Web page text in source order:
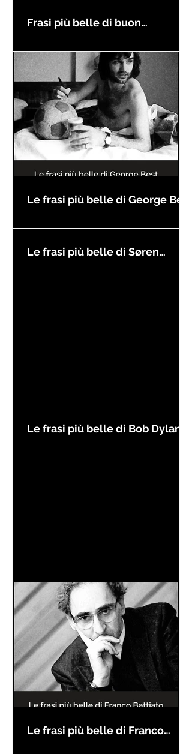
Frasi più belle di buon
Le frasi più belle di George Best
Le frasi più belle di Søren
Le frasi più belle di Bob Dylan
Le frasi più belle di Franco